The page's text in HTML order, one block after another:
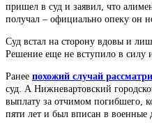
пришел в суд и заявил, что
получал – официально опеку он
Суд встал на сторону вдовы и
Решение еще не вступило в силу
Ранее похожий случай
суд. А Нижневартовский
выплату за отчимом погибшего,
пяти лет и был вписан в военные